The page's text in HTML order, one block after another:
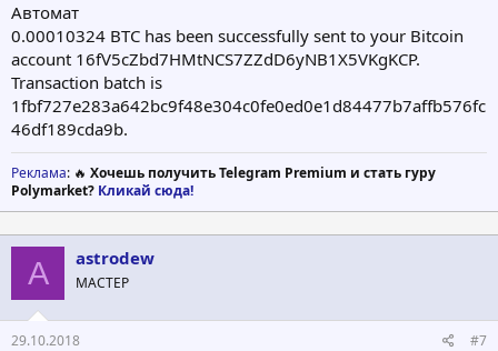
Автомат
0.00010324 BTC has been successfully sent to your Bitcoin
account 16fV5cZbd7HMtNCS7ZZdD6yNB1X5VKgKCP.
Transaction batch is
1fbf727e283a642bc9f48e304c0fe0ed0e1d84477b7affb576fc
46df189cda9b.
Реклама: 🔥 Хочешь получить Telegram Premium и стать гуру
Polymarket? Кликай сюда!
A astrodew
МАСТЕР
29.10.2018 #7